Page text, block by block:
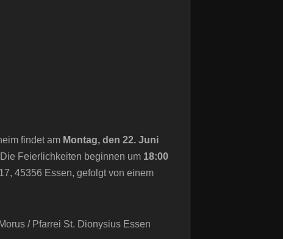
findet am Montag, den 22. Juni
Feierlichkeiten beginnen um 18:00
45356 Essen, gefolgt von einem
/ Pfarrei St. Dionysius Essen